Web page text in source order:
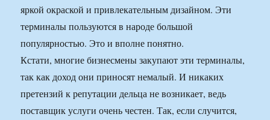
яркой окраской и привлекательным дизайном. Эти
терминалы пользуются в народе большой
популярностью. Это и вполне понятно.
Кстати, многие бизнесмены закупают эти терминалы,
так как доход они приносят немалый. И никаких
претензий к репутации дельца не возникает, ведь
поставщик услуги очень честен. Так, если случится,